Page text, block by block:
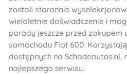
zostali starannie
wieloletnie doświadczenie i
porady jeszcze przed zakupem
samochodu Fiat 600.
dostępnych na Schadeautos.nl,
najlepszego serwisu.